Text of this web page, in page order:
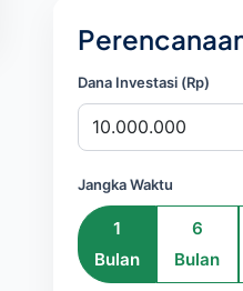
Dana Investasi (Rp)
Jangka Waktu
1
Bulan
6
Bulan